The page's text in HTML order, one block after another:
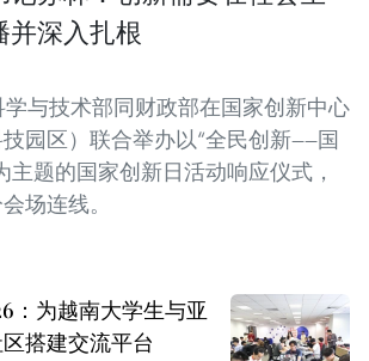
并深入扎根
学与技术部同财政部在国家创新中心
技园区）联合举办以“全民创新——国
主题的国家创新日活动响应仪式，
场连线。
：为越南大学生与亚
搭建交流平台